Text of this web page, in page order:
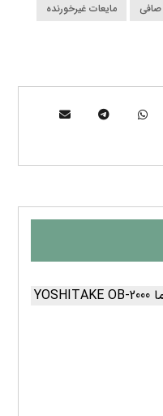
صافی مایعات غیرخورنده